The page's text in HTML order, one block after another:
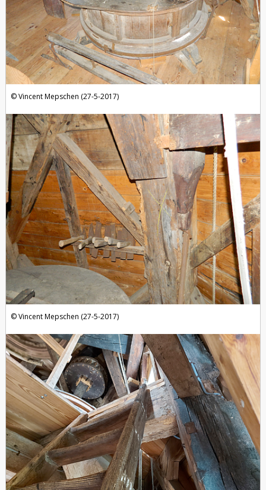
Vincent Mepschen (27-5-2017)
Vincent Mepschen (27-5-2017)